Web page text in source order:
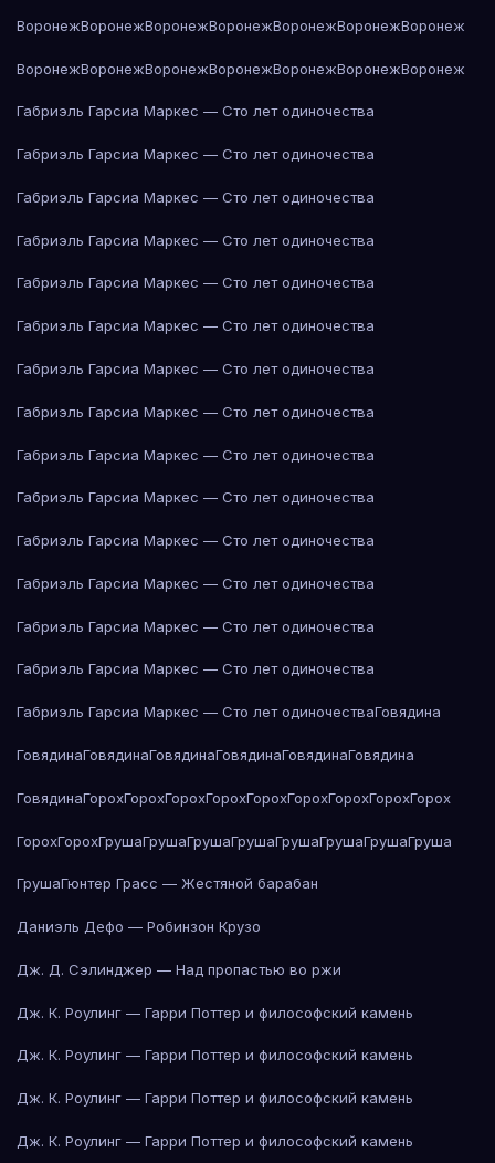
ВоронежВоронежВоронежВоронежВоронежВоронежВоронеж
ВоронежВоронежВоронежВоронежВоронежВоронежВоронеж
Габриэль Гарсиа Маркес — Сто лет одиночества
Габриэль Гарсиа Маркес — Сто лет одиночества
Габриэль Гарсиа Маркес — Сто лет одиночества
Габриэль Гарсиа Маркес — Сто лет одиночества
Габриэль Гарсиа Маркес — Сто лет одиночества
Габриэль Гарсиа Маркес — Сто лет одиночества
Габриэль Гарсиа Маркес — Сто лет одиночества
Габриэль Гарсиа Маркес — Сто лет одиночества
Габриэль Гарсиа Маркес — Сто лет одиночества
Габриэль Гарсиа Маркес — Сто лет одиночества
Габриэль Гарсиа Маркес — Сто лет одиночества
Габриэль Гарсиа Маркес — Сто лет одиночества
Габриэль Гарсиа Маркес — Сто лет одиночества
Габриэль Гарсиа Маркес — Сто лет одиночества
Габриэль Гарсиа Маркес — Сто лет одиночестваГовядина
ГовядинаГовядинаГовядинаГовядинаГовядинаГовядина
ГовядинаГорохГорохГорохГорохГорохГорохГорохГорохГорох
ГорохГорохГрушаГрушаГрушаГрушаГрушаГрушаГрушаГруша
ГрушаГюнтер Грасс — Жестяной барабан
Даниэль Дефо — Робинзон Крузо
Дж. Д. Сэлинджер — Над пропастью во ржи
Дж. К. Роулинг — Гарри Поттер и философский камень
Дж. К. Роулинг — Гарри Поттер и философский камень
Дж. К. Роулинг — Гарри Поттер и философский камень
Дж. К. Роулинг — Гарри Поттер и философский камень